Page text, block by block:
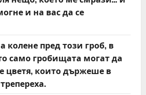
и на вас да се
колене пред този гроб, в
само гробищата могат да
цветя, които държеше в